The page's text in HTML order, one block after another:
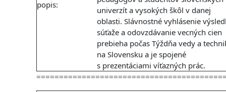
popis:
univerzít a vysokých škôl v danej
oblasti. Slávnostné vyhlásenie
súťaže a odovzdávanie vecných cien
prebieha počas Týždňa vedy a
na Slovensku a je spojené
s prezentáciami víťazných prác.